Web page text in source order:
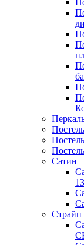
Сатин
Страйп